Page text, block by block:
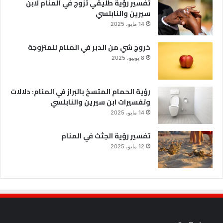
تفسير رؤية طليقي تزوج في المنام لابن
سيرين والنابلسي
14 مايو، 2025
خروج شي من الدبر في المنام للمتزوجة
8 يونيو، 2025
رؤية الحمام المتسخ بالبراز في المنام: دلالات
وتفسيرات ابن سيرين والنابلسي
14 مايو، 2025
تفسير رؤية الجثث في المنام
12 مايو، 2025